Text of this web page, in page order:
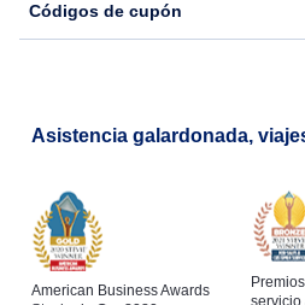
Códigos de cupón
Asistencia galardonada,
American Business Awards